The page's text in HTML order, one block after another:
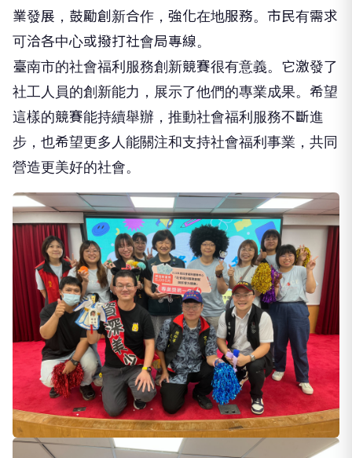
業發展，鼓勵創新合作，強化在地服務。市民有需求
可洽各中心或撥打社會局專線。
臺南市的社會福利服務創新競賽很有意義。它激發了
社工人員的創新能力，展示了他們的專業成果。希望
這樣的競賽能持續舉辦，推動社會福利服務不斷進
步，也希望更多人能關注和支持社會福利事業，共同
營造更美好的社會。